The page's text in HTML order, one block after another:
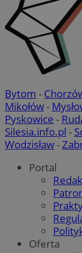
Bytom -
Mikołów-
Pyskowice -
Silesia.info.pl -
Wodzisław-
Portal
Oferta